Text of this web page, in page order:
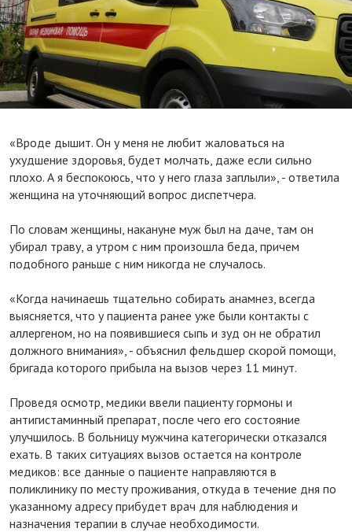
«Вроде дышит. Он у меня не любит жаловаться на
ухудшение здоровья, будет молчать, даже если сильно
плохо. А я беспокоюсь, что у него глаза заплыли», - ответила
женщина на уточняющий вопрос диспетчера.
По словам женщины, накануне муж был на даче, там он
убирал траву, а утром с ним произошла беда, причем
подобного раньше с ним никогда не случалось.
«Когда начинаешь тщательно собирать анамнез, всегда
выясняется, что у пациента ранее уже были контакты с
аллергеном, но на появившиеся сыпь и зуд он не обратил
должного внимания», - объяснил фельдшер скорой помощи,
бригада которого прибыла на вызов через 11 минут.
Проведя осмотр, медики ввели пациенту гормоны и
антигистаминный препарат, после чего его состояние
улучшилось. В больницу мужчина категорически отказался
ехать. В таких ситуациях вызов остается на контроле
медиков: все данные о пациенте направляются в
поликлинику по месту проживания, откуда в течение дня по
указанному адресу прибудет врач для наблюдения и
назначения терапии в случае необходимости.